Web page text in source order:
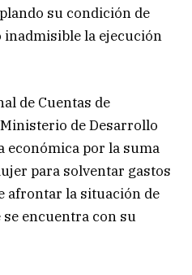
su condición de
la ejecución
de Cuentas de
de Desarrollo
económica por la suma
para solventar gastos
afrontar la situación de
encuentra con su